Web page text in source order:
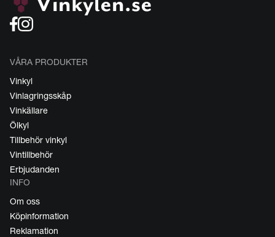
VÅRA PRODUKTER
Vinkyl
Vinlagringsskåp
Vinkällare
Ölkyl
Tillbehör vinkyl
Vintillbehör
Erbjudanden
INFO
Om oss
Köpinformation
Reklamation